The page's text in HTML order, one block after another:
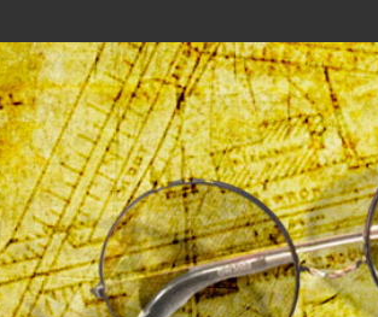
Historie